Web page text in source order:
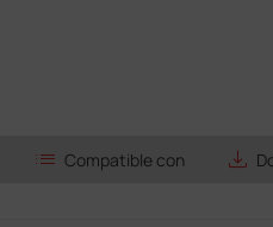
list Compatible con save_alt